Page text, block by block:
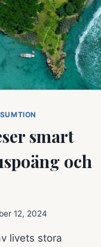
smart
och
12, 2024
livets stora